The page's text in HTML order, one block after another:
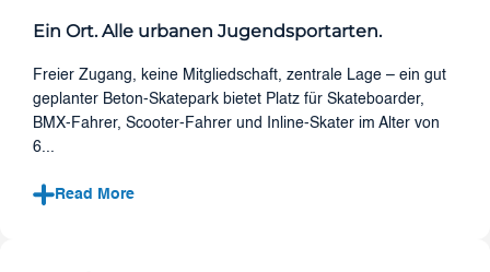
Ein Ort. Alle urbanen Jugendsportarten.
Freier Zugang, keine Mitgliedschaft, zentrale Lage – ein gut
geplanter Beton-Skatepark bietet Platz für Skateboarder,
BMX-Fahrer, Scooter-Fahrer und Inline-Skater im Alter von
6...
Read More